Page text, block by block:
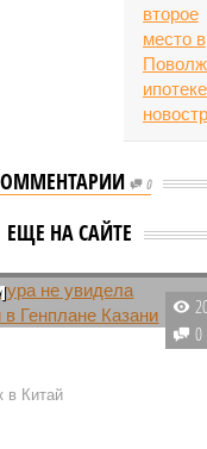
0
ЕЩЕ НА САЙТЕне увидела
продолжается
развития города.
0
в Китай